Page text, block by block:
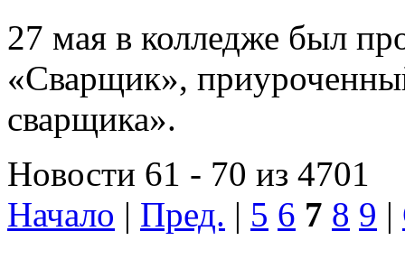
27 мая в колледже был
«Сварщик»,
сварщика».
Новости 61 - 70 из 4701
Начало | Пред. | 5 6 7 8 9 |